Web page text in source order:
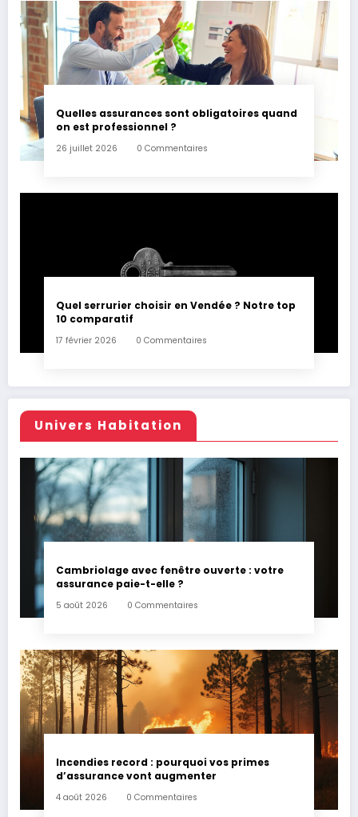
Quelles assurances sont obligatoires quand
on est professionnel ?
26 juillet 2026 0 Commentaires
Quel serrurier choisir en Vendée ? Notre top
10 comparatif
17 février 2026 0 Commentaires
Univers Habitation
Cambriolage avec fenêtre ouverte : votre
assurance paie-t-elle ?
5 août 2026 0 Commentaires
Incendies record : pourquoi vos primes
d’assurance vont augmenter
4 août 2026 0 Commentaires